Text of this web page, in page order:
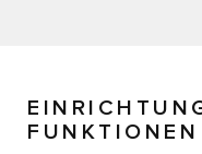
FUNKTIONEN